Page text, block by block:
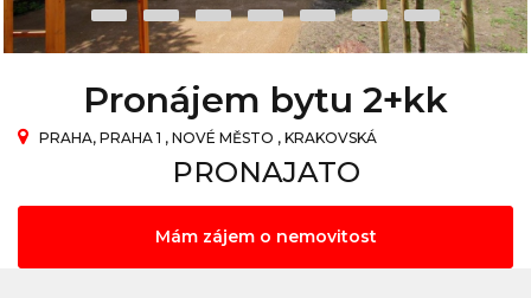
Pronájem bytu 2+kk
PRAHA, PRAHA 1 , NOVÉ MĚSTO , KRAKOVSKÁ
PRONAJATO
Mám zájem o nemovitost